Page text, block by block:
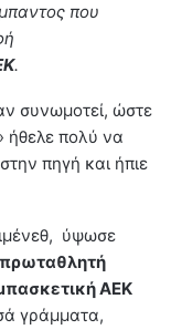
που
.
συνωμοτεί, ώστε
ήθελε πολύ να
πηγή και ήπιε
ύψωσε
πρωταθλητή
ΑΕΚ
γράμματα,